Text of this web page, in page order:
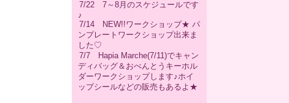
7/22 7～8月のスケジュールです
♪
7/14 NEW!!ワークショップ★ パ
ンプレートワークショップ出来ま
した♡
7/7 Hapia Marche(7/11)でキャン
ディバッグ＆おべんとうキーホル
ダーワークショップします♪ホイ
ップシールなどの販売もあるよ★